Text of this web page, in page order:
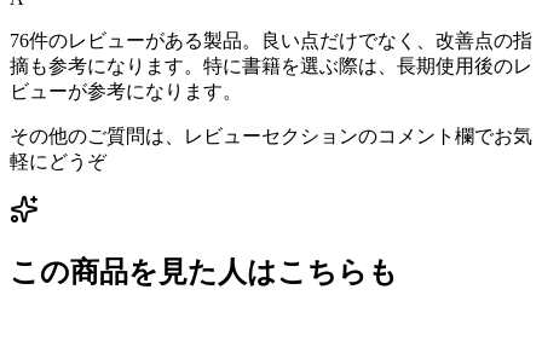
76件のレビューがある製品。良い点だけでなく、改善点の指
摘も参考になります。特に書籍を選ぶ際は、長期使用後のレ
ビューが参考になります。
その他のご質問は、レビューセクションのコメント欄でお気
軽にどうぞ
この商品を見た人はこちらも